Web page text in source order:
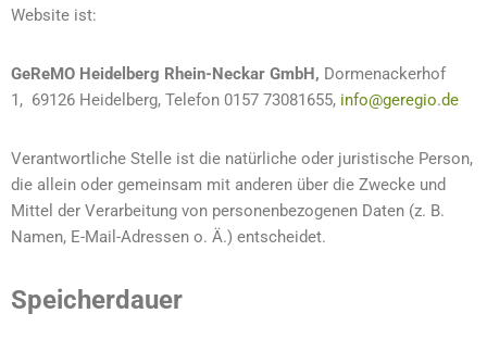
Website ist:
GeReMO Heidelberg Rhein-Neckar GmbH, Dormenackerhof
1, 69126 Heidelberg, Telefon 0157 73081655, info@geregio.de
Verantwortliche Stelle ist die natürliche oder juristische Person,
die allein oder gemeinsam mit anderen über die Zwecke und
Mittel der Verarbeitung von personenbezogenen Daten (z. B.
Namen, E-Mail-Adressen o. Ä.) entscheidet.
Speicherdauer